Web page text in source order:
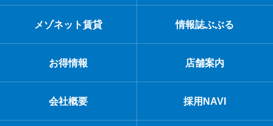
メゾネット賃貸 情報誌ぶぶる
お得情報 店舗案内
会社概要 採用NAVI